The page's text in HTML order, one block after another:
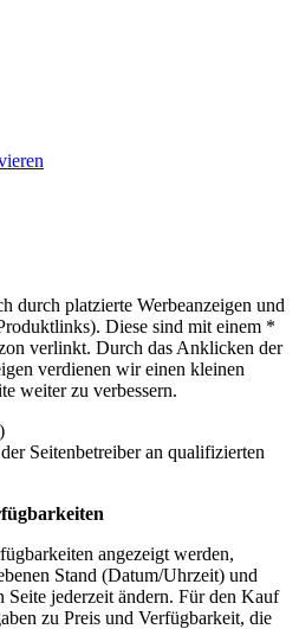
durch platzierte Werbeanzeigen und
Diese sind mit einem *
verlinkt. Durch das Anklicken der
verdienen wir einen kleinen
weiter zu verbessern.
Seitenbetreiber an qualifizierten
angezeigt werden,
Stand (Datum/Uhrzeit) und
jederzeit ändern. Für den Kauf
zu Preis und Verfügbarkeit, die